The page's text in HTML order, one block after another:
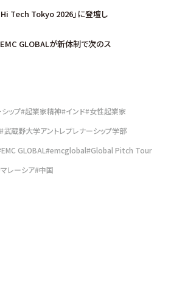
Tech Tokyo 2026」に登壇し
GLOBALが新体制で次のス
ップ#起業家精神#インド#女性起業家
#武蔵野大学アントレプレナーシップ学部
EMC GLOBAL#emcglobal#Global Pitch Tour
マレーシア#中国